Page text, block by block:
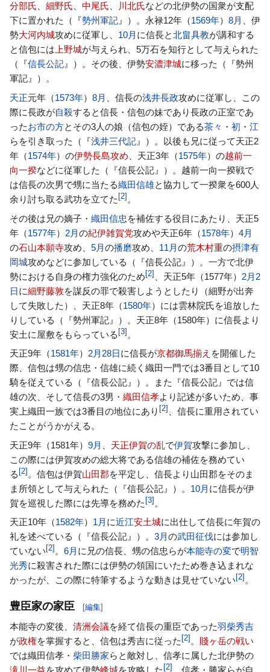
分部氏、 細野氏、 中尾氏、 川北氏などの北伊勢の国衆が支配
下に置かれた（『勢州軍記』）。永禄12年（1569年） 8月 、伊
勢大河内城攻めに従軍し、 10月 に信長と北畠具教が講和する
と信包には上野城が与えられ、5万石を知行として与えられた
（『信長公記』）。その後、伊勢安濃津城に移った（『勢州
軍記』）。
天正元年（1573年） 8月 、信長の浅井長政攻めに従軍し、この
際に長政が自殺すると信長・信包の妹であり長政の正室であ
ったお市の方とその3人の娘（信包の姪）である茶々 ・ 初 ・ 江
らを引き取った（『浅井三代記 』）。以後も兄に従って天正2
年（1574年）の伊勢長島攻め 、天正3年（1575年）の越前一
向一揆などに従軍した（『信長公記』）。越前一向一揆戦で
は信長の次男で甥に当たる織田信雄と協力して一揆衆を600人
余り討ち取る武功を立てた 2 。
その後は兄の嫡子・ 織田信忠 を補佐する役目にあたり、天正5
年（1577年） 2月の紀伊雑賀党攻めや天正6年（1578年） 4月
の石山本願寺攻め、 5月の播磨攻め、 11月の荒木村重の摂津有
岡城攻めなどに参加している（『信長公記』）。一方で北伊
勢における自身の権力強化のため [2] 、天正5年（1577年） 2月2
日に細野藤敦を謀反の罪で殺害しようとしたり（細野が出奔
して失敗した）、天正8年（1580年）には雲林院氏を追放した
りしている（『勢州軍記』）。天正8年（1580年）に信長より
安土に屋敷をもらっている [3] 。
天正9年（1581年） 2月28日に信長が京都御馬揃え を開催した
際、信包は甥の信忠・信雄に続く織田一門では3番目として10
騎を従えている（『信長公記』）。また『信長公記』では信
雄の次、そして信長の3男・ 織田信孝より記述が多いため、事
実上織田一族では3番目の地位にあり 2
、信長に重用されてい
たことがうかがえる。
天正9年（1581年） 9月 天正伊賀の乱で伊賀攻撃に参加し、
この際には伊賀攻めの総大将である信雄の補佐を務めてい
る [2] 。信包は伊賀山田郡を平定し、信長より山田郡をそのま
ま所領として与えられた（『信長公記』）。 10月 に信長が伊
賀を巡視した際には先導を務めた [3] 。
天正10年（1582年） 1月 に近江安土城に出仕して信長に年賀の
礼を述べている（『信長公記』）。 3月の武田征伐には参加し
ていない 2 。 6月 に兄の信長、甥の信忠らが本能寺の変で明智
光秀に殺害された際には伊勢の領国にいたため巻き込まれな
かったが、この際に特筆するような動きは見せていない 2 。
豊臣家の家臣 [編集]
本能寺の変後、 清洲会議を経て信長の重臣であった羽柴秀吉
が政権を掌握すると、信包は秀吉に従った 2 。 賤ヶ岳の戦い
では織田信孝・ 柴田勝家らと敵対し、信孝に属した北伊勢の
2